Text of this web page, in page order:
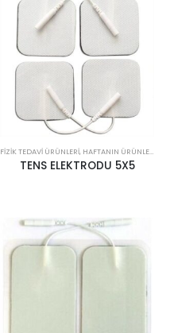
FIZIK TEDAVI ÜRÜNLERI, HAFTANIN ÜRÜNLERI
TENS ELEKTRODU 5X5